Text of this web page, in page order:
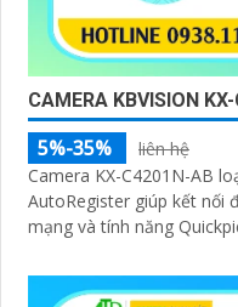
CAMERA KBVISION
5%-35%
liên hệ
Camera KX-C4201N-AB
AutoRegister giúp kết nối đầu thu dễ
mạng và tính năng